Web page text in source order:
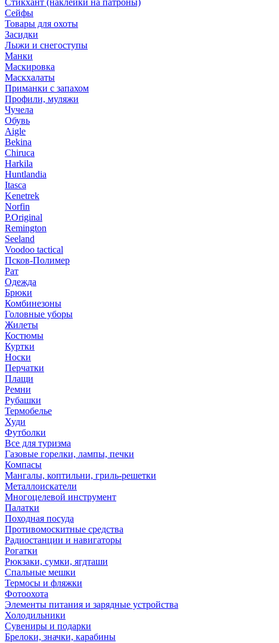
Стикхант (наклейки на патроны)
Сейфы
Товары для охоты
Засидки
Лыжи и снегоступы
Манки
Маскировка
Маскхалаты
Приманки с запахом
Профили, муляжи
Чучела
Обувь
Aigle
Bekina
Chiruсa
Harkila
Huntlandia
Itasca
Kenetrek
Norfin
P.Original
Remington
Seeland
Voodoo tactical
Псков-Полимер
Рат
Одежда
Брюки
Комбинезоны
Головные уборы
Жилеты
Костюмы
Куртки
Носки
Перчатки
Плащи
Ремни
Рубашки
Термобелье
Худи
Футболки
Все для туризма
Газовые горелки, лампы, печки
Компасы
Мангалы, коптильни, гриль-решетки
Металлоискатели
Многоцелевой инструмент
Палатки
Походная посуда
Противомоскитные средства
Радиостанции и навигаторы
Рогатки
Рюкзаки, сумки, ягдташи
Спальные мешки
Термосы и фляжки
Фотоохота
Элементы питания и зарядные устройства
Холодильники
Сувениры и подарки
Брелоки, значки, карабины